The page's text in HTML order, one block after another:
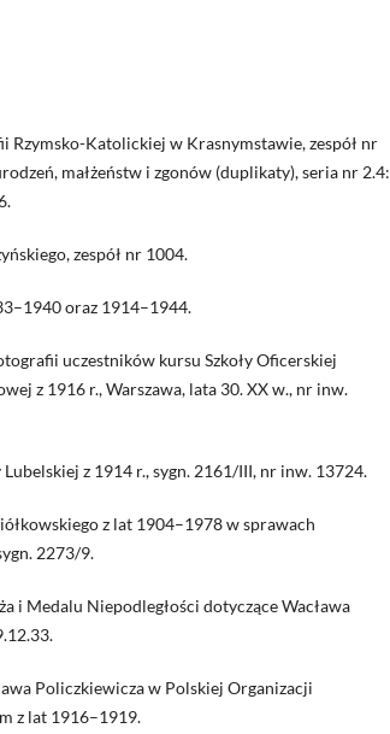
Rzymsko-Katolickiej w Krasnymstawie, zespół nr
małżeństw i zgonów (duplikaty), seria nr 2.4:
zespół nr 1004.
oraz 1914–1944.
uczestników kursu Szkoły Oficerskiej
z 1916 r., Warszawa, lata 30. XX w., nr inw.
z 1914 r., sygn. 2161/III, nr inw. 13724.
z lat 1904–1978 w sprawach
2273/9.
i Medalu Niepodległości dotyczące Wacława
Policzkiewicza w Polskiej Organizacji
z lat 1916–1919.